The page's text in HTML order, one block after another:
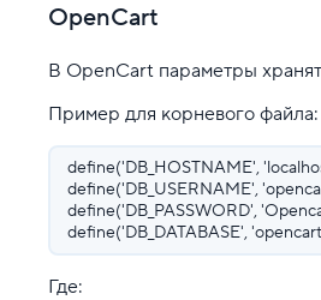
OpenCart
В OpenCart параметры
Пример для корневого файла:
define('DB_HOSTNAME',
define('DB_USERNAME',
define('DB_PASSWORD',
define('DB_DATABASE',
Где: